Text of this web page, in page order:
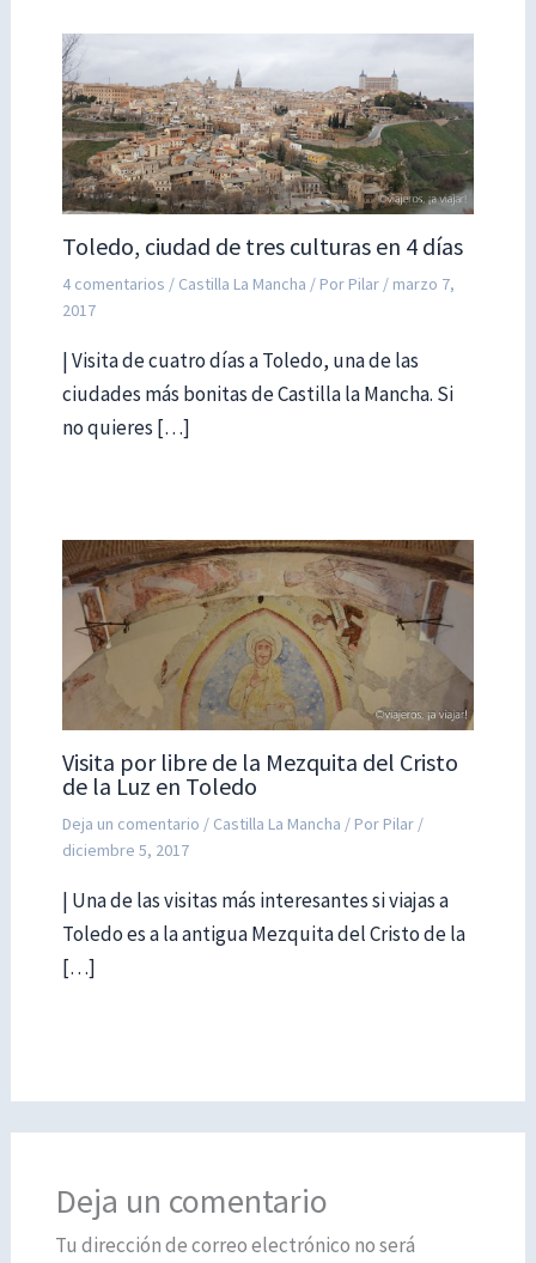
Toledo, ciudad de tres culturas en 4 días
4 comentarios / Castilla La Mancha / Por Pilar / marzo 7,
2017
| Visita de cuatro días a Toledo, una de las
ciudades más bonitas de Castilla la Mancha. Si
no quieres […]
Visita por libre de la Mezquita del Cristo
de la Luz en Toledo
Deja un comentario / Castilla La Mancha / Por Pilar /
diciembre 5, 2017
| Una de las visitas más interesantes si viajas a
Toledo es a la antigua Mezquita del Cristo de la
[…]
Deja un comentario
Tu dirección de correo electrónico no será